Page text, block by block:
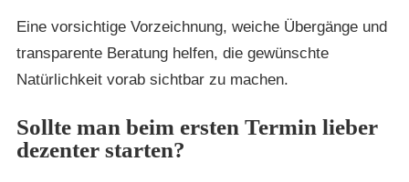
Eine vorsichtige Vorzeichnung, weiche Übergänge und
transparente Beratung helfen, die gewünschte
Natürlichkeit vorab sichtbar zu machen.
Sollte man beim ersten Termin lieber
dezenter starten?